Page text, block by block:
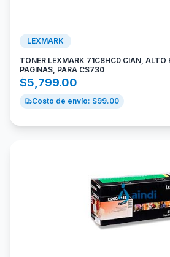
LEXMARK
TONER LEXMARK 71C8HC0 CIAN, ALTO
PAGINAS, PARA CS730
$5,799.00
Costo de envío: $99.00